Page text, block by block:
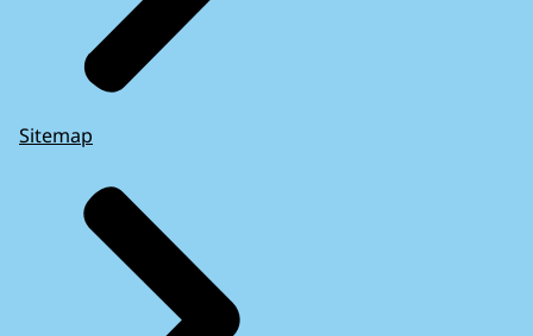
Sitemap